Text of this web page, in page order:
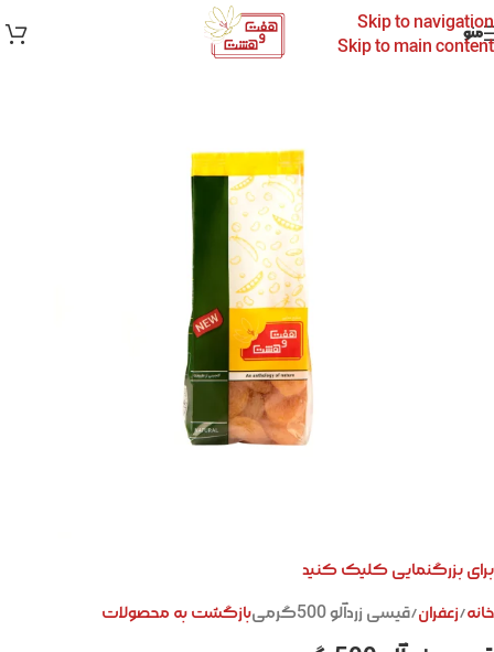
Skip to navigation
Skip to main content
منو
برای بزرگنمایی کلیک کنید
خانه زعفران قیسی زردآلو 500گرمی بازگشت به محصولات